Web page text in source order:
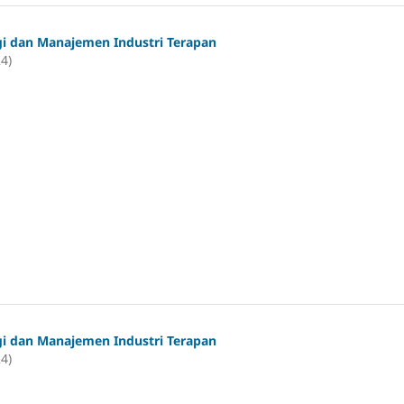
dan Manajemen Industri Terapan
dan Manajemen Industri Terapan